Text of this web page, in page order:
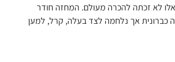
אלו לא זכתה להכרה מעולם. המחזה חודר
כברונית אך נלחמה לצד בעלה, קרל, למען